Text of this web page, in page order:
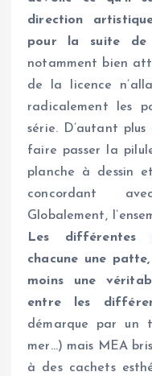
direction
pour la suite de
notamment bien
de la licence
radicalement les
série. D’autant plus
faire passer la
planche à dessin
concordant
Globalement,
Les différentes
chacune une
moins une
entre les
démarque par un
mer…) mais MEA
à des cachets